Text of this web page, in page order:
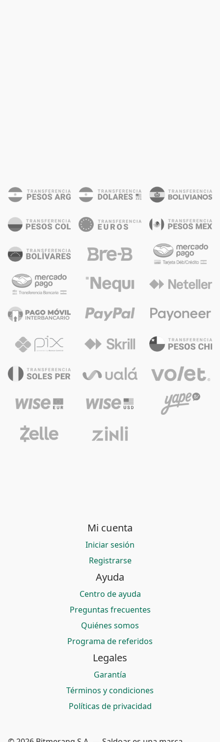
Mi cuenta
Iniciar sesión
Registrarse
Ayuda
Centro de ayuda
Preguntas frecuentes
Quiénes somos
Programa de referidos
Legales
Garantía
Términos y condiciones
Políticas de privacidad